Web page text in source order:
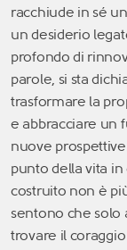
racchiude in sé
un desiderio
profondo di
parole, si sta
trasformare la
e abbracciare un
nuove
punto della vita
costruito non è
sentono che solo
trovare il coraggio